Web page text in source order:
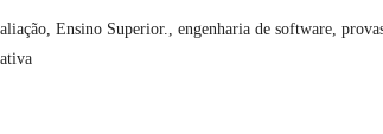
Ensino Superior., engenharia de software,